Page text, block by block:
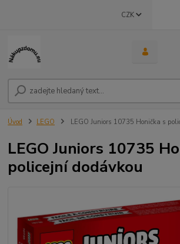
CZK
Úvod LEGO LEGO Juniors 10735 Honička s
LEGO Juniors 10735
policejní dodávkou